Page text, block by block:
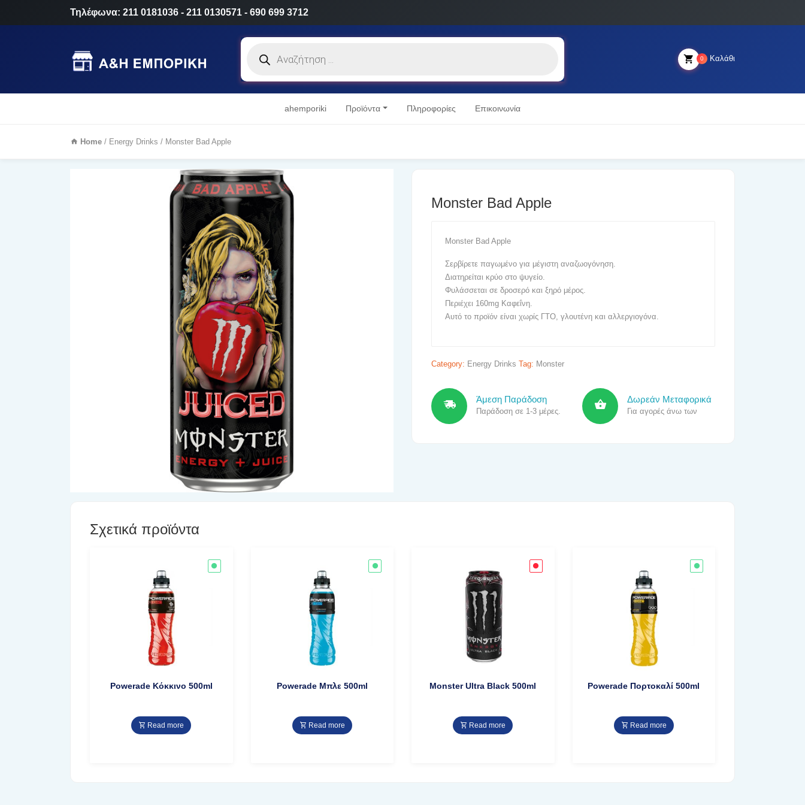
Τηλέφωνα: 211 0181036 - 211 0130571 - 690 699 3712
search
Καλάθι
0
ahemporiki Προϊόντα Πληροφορίες Επικοινωνία
Home / Energy Drinks / Monster Bad Apple
Monster Bad Apple
Monster Bad Apple
Σερβίρετε παγωμένο για μέγιστη αναζωογόνηση.
Διατηρείται κρύο στο ψυγείο.
Φυλάσσεται σε δροσερό και ξηρό μέρος.
Περιέχει 160mg Καφεΐνη.
Αυτό το προϊόν είναι χωρίς ΓΤΟ, γλουτένη και αλλεργιογόνα.
Category: Energy Drinks Tag: Monster
Άμεση Παράδοση
Παράδοση σε 1-3 μέρες.
Δωρεάν Μεταφορικά
Για αγορές άνω των
Σχετικά προϊόντα
Powerade Κόκκινο 500ml
Read more
Powerade Μπλε 500ml
Read more
Monster Ultra Black 500ml
Read more
Powerade Πορτoκαλί 500ml
Read more